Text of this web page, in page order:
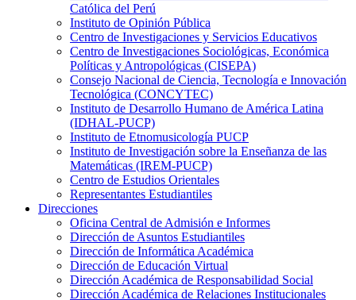
Católica del Perú
Instituto de Opinión Pública
Centro de Investigaciones y Servicios Educativos
Centro de Investigaciones Sociológicas, Económica
Políticas y Antropológicas (CISEPA)
Consejo Nacional de Ciencia, Tecnología e Innovación
Tecnológica (CONCYTEC)
Instituto de Desarrollo Humano de América Latina
(IDHAL-PUCP)
Instituto de Etnomusicología PUCP
Instituto de Investigación sobre la Enseñanza de las
Matemáticas (IREM-PUCP)
Centro de Estudios Orientales
Representantes Estudiantiles
Direcciones
Oficina Central de Admisión e Informes
Dirección de Asuntos Estudiantiles
Dirección de Informática Académica
Dirección de Educación Virtual
Dirección Académica de Responsabilidad Social
Dirección Académica de Relaciones Institucionales